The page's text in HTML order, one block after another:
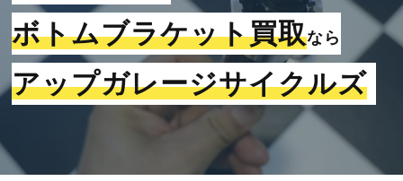
ボトムブラケット買取なら
アップガレージサイクルズ